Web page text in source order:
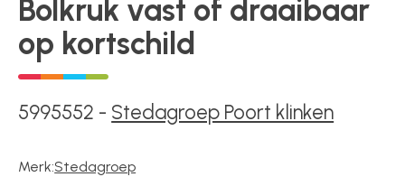
Toegangscontrole
Voedingen
Bolkruk vast of draaibaar
op kortschild
5995552 - Stedagroep Poort klinken
Merk:Stedagroep